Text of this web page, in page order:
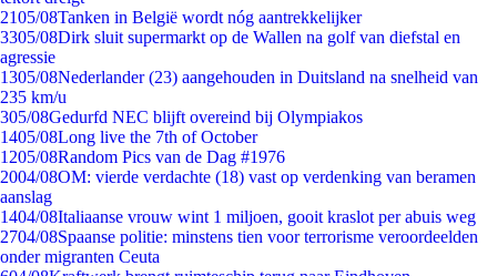
2105/08Tanken in België wordt nóg aantrekkelijker
3305/08Dirk sluit supermarkt op de Wallen na golf van diefstal en
agressie
1305/08Nederlander (23) aangehouden in Duitsland na snelheid van
235 km/u
305/08Gedurfd NEC blijft overeind bij Olympiakos
1405/08Long live the 7th of October
1205/08Random Pics van de Dag #1976
2004/08OM: vierde verdachte (18) vast op verdenking van beramen
aanslag
1404/08Italiaanse vrouw wint 1 miljoen, gooit kraslot per abuis weg
2704/08Spaanse politie: minstens tien voor terrorisme veroordeelden
onder migranten Ceuta